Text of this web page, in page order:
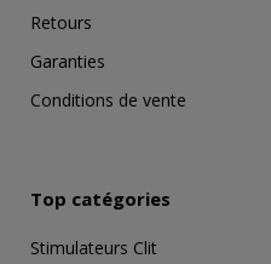
Retours
Garanties
Conditions de vente
Top catégories
Stimulateurs Clit